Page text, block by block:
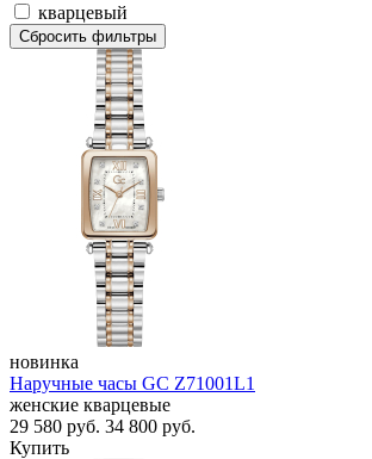
кварцевый
Сбросить фильтры
новинка
Наручные часы GC Z71001L1
женские кварцевые
29 580 руб. 34 800 руб.
Купить